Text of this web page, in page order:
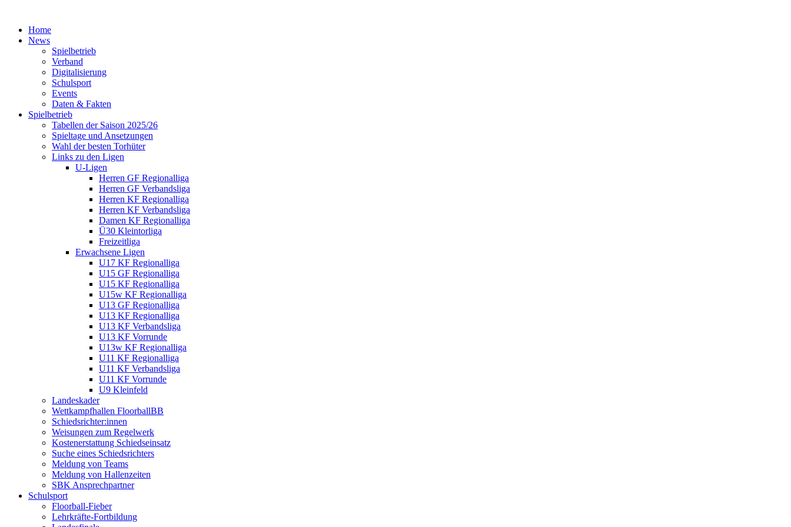
Home
News
Spielbetrieb
Verband
Digitalisierung
Schulsport
Events
Daten & Fakten
Spielbetrieb
Tabellen der Saison 2025/26
Spieltage und Ansetzungen
Wahl der besten Torhüter
Links zu den Ligen
U-Ligen
Herren GF Regionalliga
Herren GF Verbandsliga
Herren KF Regionalliga
Herren KF Verbandsliga
Damen KF Regionalliga
Ü30 Kleintorliga
Freizeitliga
Erwachsene Ligen
U17 KF Regionalliga
U15 GF Regionalliga
U15 KF Regionalliga
U15w KF Regionalliga
U13 GF Regionalliga
U13 KF Regionalliga
U13 KF Verbandsliga
U13 KF Vorrunde
U13w KF Regionalliga
U11 KF Regionalliga
U11 KF Verbandsliga
U11 KF Vorrunde
U9 Kleinfeld
Landeskader
Wettkampfhallen FloorballBB
Schiedsrichter:innen
Weisungen zum Regelwerk
Kostenerstattung Schiedseinsatz
Suche eines Schiedsrichters
Meldung von Teams
Meldung von Hallenzeiten
SBK Ansprechpartner
Schulsport
Floorball-Fieber
Lehrkräfte-Fortbildung